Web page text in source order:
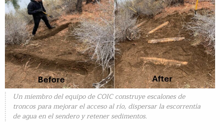
Un miembro del equipo de COIC construye escalones de
troncos para mejorar el acceso al río, dispersar la escorrentía
de agua en el sendero y retener sedimentos.